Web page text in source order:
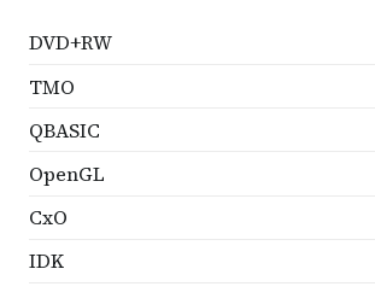
DVD+RW
TMO
QBASIC
OpenGL
CxO
IDK